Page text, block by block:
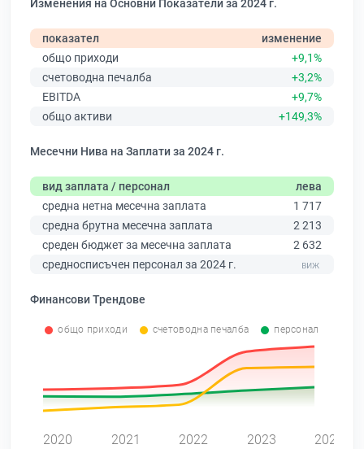
Изменения на Основни Показатели за 2024 г.
показател
изменение
общо приходи
+9,1%
счетоводна печалба
+3,2%
EBITDA
+9,7%
общо активи
+149,3%
Месечни Нива на Заплати за 2024 г.
вид заплата / персонал
лева
средна нетна месечна заплата
1 717
средна брутна месечна заплата
2 213
среден бюджет за месечна заплата
2 632
средносписъчен персонал за 2024 г.
Финансови Трендове
общо приходи счетоводна печалба персонал
2020 2021 2022 2023 2024